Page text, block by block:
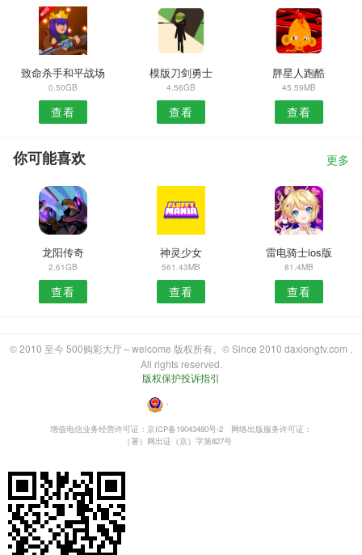
致命杀手和平战场
0.50GB
查看
模版刀剑勇士
4.56GB
查看
胖星人跑酷
45.59MB
查看
你可能喜欢 更多
龙阳传奇
2.61GB
查看
神灵少女
561.43MB
查看
雷电骑士ios版
81.4MB
查看
© 2010 至今 500购彩大厅～welcome 版权所有。© Since 2010 daxiongtv.com .
All rights reserved.
版权保护投诉指引
・
增值电信业务经营许可证：京ICP备19043480号-2
网络出版服务许可证：
（署）网出证（京）字第827号